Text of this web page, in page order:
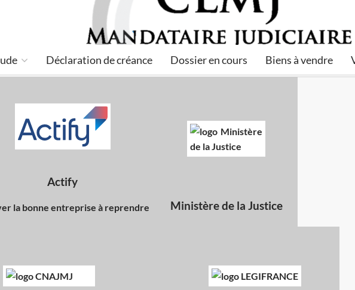
Déclaration de créance Dossier en cours Biens à vendre
Actify
la bonne entreprise à reprendre Ministère de la Justice